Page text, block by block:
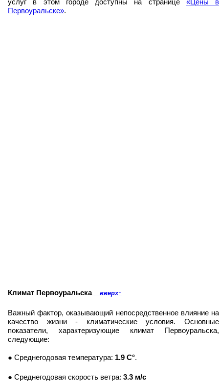
услуг в этом городе доступны на странице «Цены в
Первоуральске».
Климат Первоуральскавверх↑
Важный фактор, оказывающий непосредственное влияние на
качество жизни - климатические условия. Основные
показатели, характеризующие климат Первоуральска,
следующие:
● Среднегодовая температура: 1.9 C°.
● Среднегодовая скорость ветра: 3.3 м/с